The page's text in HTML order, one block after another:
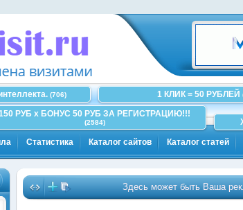
(706) 1 КЛИК = 50 РУБЛЕЙ
РУБ x БОНУС 50 РУБ ЗА РЕГИСТРАЦИЮ!!!
(2584)
Статистика Каталог сайтов Каталог статей
Здесь может быть Ваша